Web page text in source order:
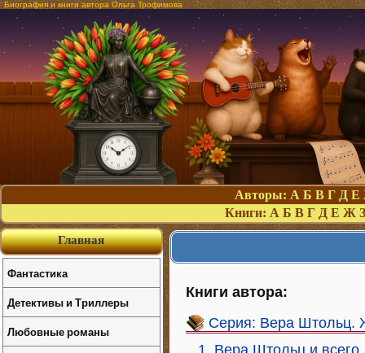
Биография и книги автора Ольга Трофимова
Авторы: А Б В Г Д Е
Книги: А Б В Г Д Е Ж З
Книги автора:
Серия: Вера Штольц.
1. Вера Штольц и всего
Главная
Фантастика
Детективы и Триллеры
Любовные романы